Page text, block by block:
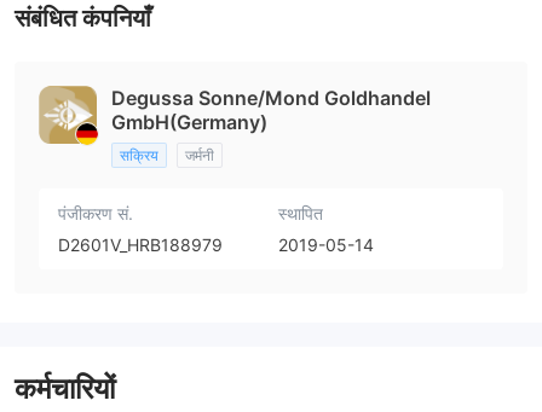
संबंधित कंपनियाँ
Degussa Sonne/Mond Goldhandel
GmbH(Germany)
सक्रिय जर्मनी
पंजीकरण सं.
D2601V_HRB188979
स्थापित
2019-05-14
कर्मचारियों